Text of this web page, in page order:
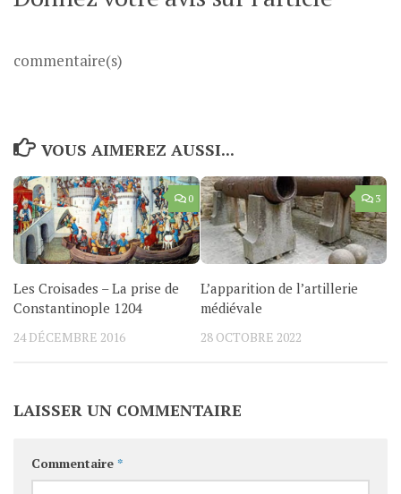
commentaire(s)
VOUS AIMEREZ AUSSI...
0
Les Croisades – La prise de
Constantinople 1204
24 DÉCEMBRE 2016
3
L’apparition de l’artillerie
médiévale
28 OCTOBRE 2022
LAISSER UN COMMENTAIRE
Commentaire *